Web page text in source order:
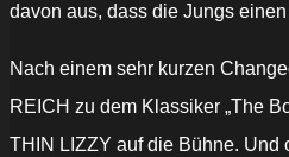
davon aus, dass die Jungs
Nach einem sehr kurzen
REICH zu dem Klassiker „The
THIN LIZZY auf die Bühne. Und